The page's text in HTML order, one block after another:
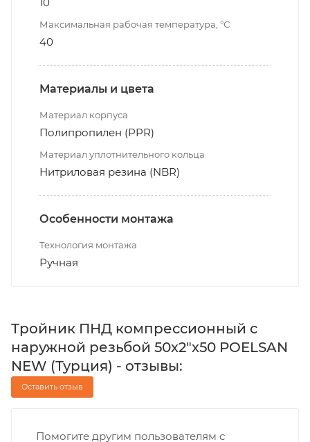
Максимальная рабочая температура, °С
40
Материалы и цвета
Материал корпуса
Полипропилен (PPR)
Материал уплотнительного кольца
Нитриловая резина (NBR)
Особенности монтажа
Технология монтажа
Ручная
Тройник ПНД компрессионный с
наружной резьбой 50х2"х50 POELSAN
NEW (Турция) - отзывы:
Оставить отзыв
Помогите другим пользователям с